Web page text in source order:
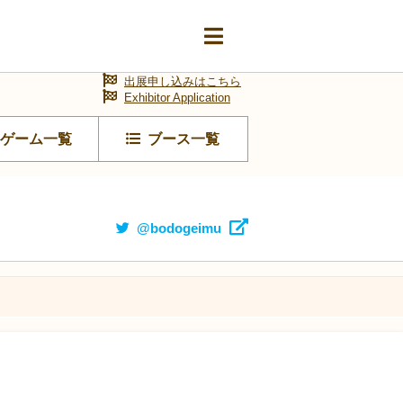
ゲーム一覧 ブース一覧
出展申し込みはこちら
Exhibitor Application
@bodogeimu